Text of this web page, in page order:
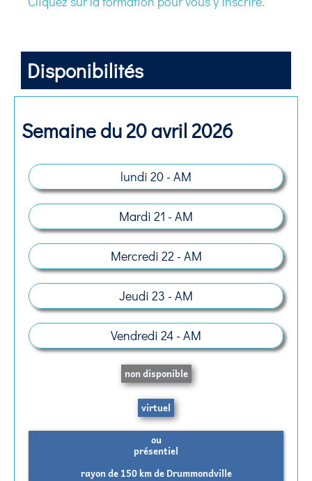
Disponibilités
Semaine du 20 avril 2026
lundi 20 - AM
Mardi 21 - AM
Mercredi 22 - AM
Jeudi 23 - AM
Vendredi 24 - AM
non disponible
virtuel
ou
présentiel
rayon de 150 km de Drummondville